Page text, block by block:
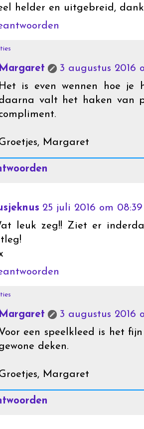
helder en uitgebreid,
Margaret
3 augustus 2016
Het is even wennen hoe je
valt het haken van
Margaret
25 juli 2016 om 08:39
leuk zeg!! Ziet er
Margaret
3 augustus 2016
een speelkleed is het
deken.
Margaret